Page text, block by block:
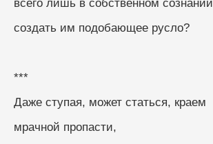
всего лишь в собственном сознании
создать им подобающее русло?
***
Даже ступая, может статься, краем
мрачной пропасти,